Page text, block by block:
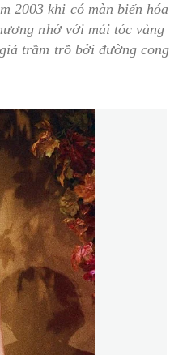
2003 khi có màn biến hóa
nhớ với mái tóc vàng
trầm trồ bởi đường cong